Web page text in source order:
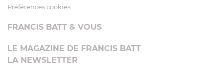
Préférences cookies
FRANCIS BATT & VOUS
LE MAGAZINE DE FRANCIS BATT
LA NEWSLETTER